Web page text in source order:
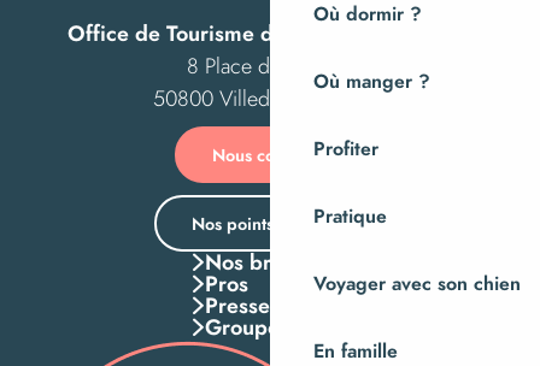
Où dormir ?
Où manger ?
Profiter
Pratique
Voyager avec son chien
En famille
Office de Tourisme de Villedieu Intercom
8 Place des Costils
50800 Villedieu-les-Poêles
Nous contacter
Nos points d’accueil
Nos brochures
Pros
Presse
Groupes